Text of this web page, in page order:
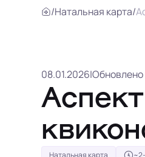
/Натальная карта/
08.01.2026|Обновлено
Натальная карта